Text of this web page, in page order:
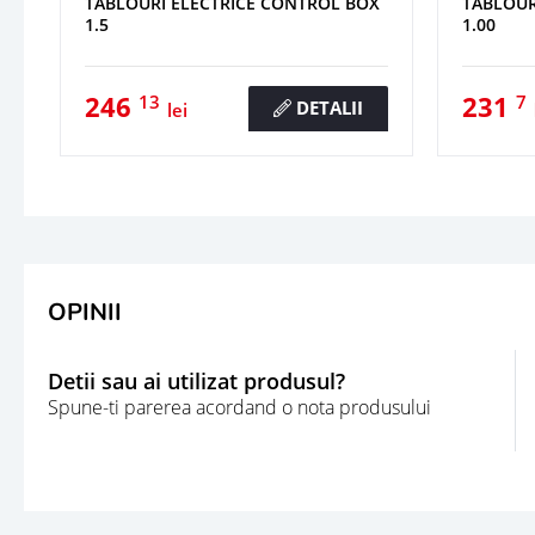
1.5
246 13 lei DETALII
1.00
231 7
OPINII
Detii sau ai utilizat produsul?
Spune-ti parerea acordand o nota produsului